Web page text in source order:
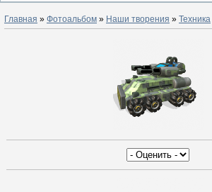
Главная » Фотоальбом » Наши творения » Техника